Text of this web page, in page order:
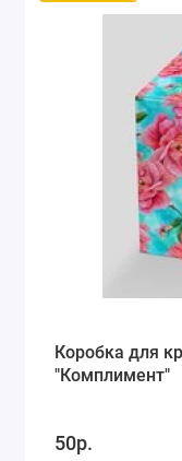
Коробка для
"Комплимент"
50р.